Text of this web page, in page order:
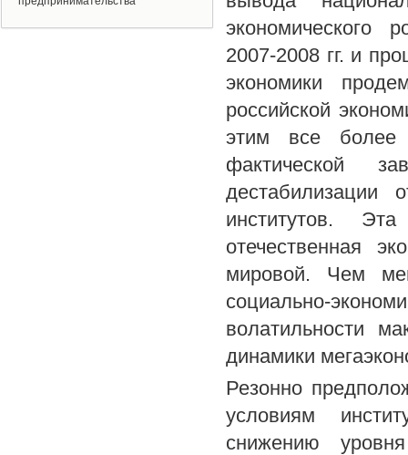
экономического
2007-2008 гг. и
экономики
российской
этим все более
фактической
дестабилизации
институтов.
отечественная
мировой. Чем
социально-
волатильности
динамики
Резонно
условиям
снижению